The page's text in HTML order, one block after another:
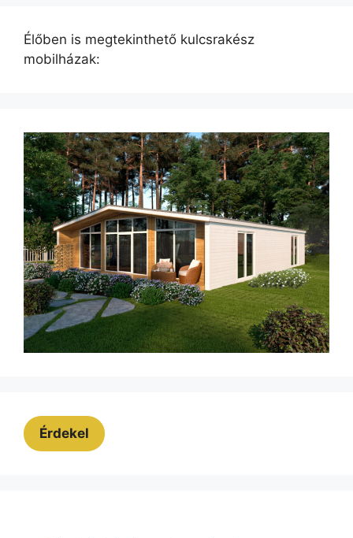
Élőben is megtekinthető kulcsrakész
mobilházak:
Érdekel